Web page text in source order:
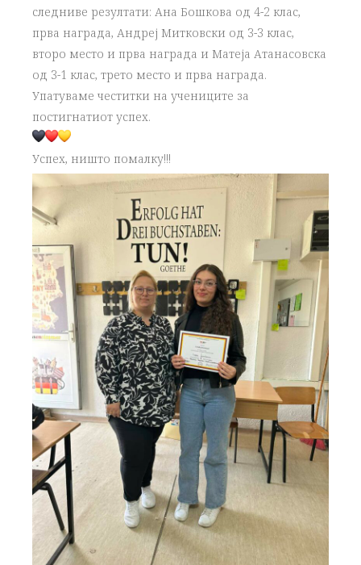
следниве резултати: Ана Бошкова од 4-2 клас,
прва награда, Андреј Митковски од 3-3 клас,
второ место и прва награда и Матеја Атанасовска
од 3-1 клас, трето место и прва награда.
Упатуваме честитки на учениците за
постигнатиот успех.
Успех, ништо помалку!!!